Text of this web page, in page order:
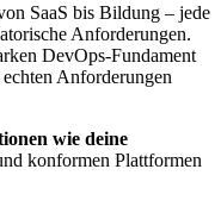
SaaS bis Bildung – jede
Anforderungen.
DevOps-Fundament
Anforderungen
wie deine
konformen Plattformen